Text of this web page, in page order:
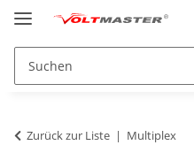
Zurück zur Liste Multiplex